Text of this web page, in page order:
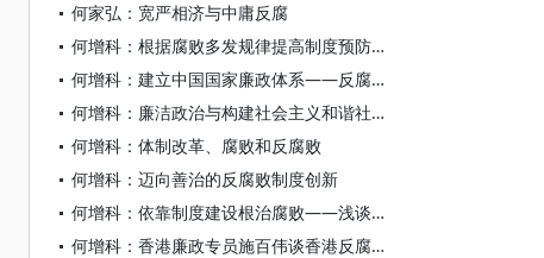
何家弘：宽严相济与中庸反腐
何增科：根据腐败多发规律提高制度预防质量
何增科：建立中国国家廉政体系——反腐倡廉体系
何增科：廉洁政治与构建社会主义和谐社会
何增科：体制改革、腐败和反腐败
何增科：迈向善治的反腐败制度创新
何增科：依靠制度建设根治腐败——浅谈我党反腐败新思路的确立过程
何增科：香港廉政专员施百伟谈香港反腐败的成功经验